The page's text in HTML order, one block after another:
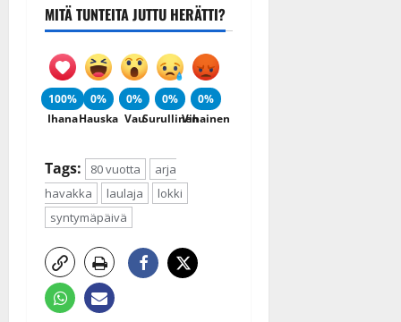
MITÄ TUNTEITA JUTTU HERÄTTI?
100%
Ihana
0%
Hauska
0%
Vau
0%
Surullinen
0%
Vihainen
Tags: 80 vuotta
arja
havakka
laulaja
lokki
syntymäpäivä